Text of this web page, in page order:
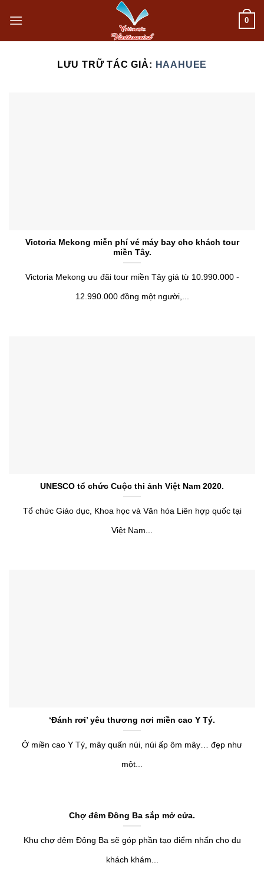
0
LƯU TRỮ TÁC GIẢ: HAAHUEE
Victoria Mekong miễn phí vé máy bay cho khách tour
miền Tây.
Victoria Mekong ưu đãi tour miền Tây giá từ 10.990.000 -
12.990.000 đồng một người,...
UNESCO tổ chức Cuộc thi ảnh Việt Nam 2020.
Tổ chức Giáo dục, Khoa học và Văn hóa Liên hợp quốc tại
Việt Nam...
‘Đánh rơi’ yêu thương nơi miền cao Y Tý.
Ở miền cao Y Tý, mây quấn núi, núi ấp ôm mây… đẹp như
một...
Chợ đêm Đông Ba sắp mở cửa.
Khu chợ đêm Đông Ba sẽ góp phần tạo điểm nhấn cho du
khách khám...